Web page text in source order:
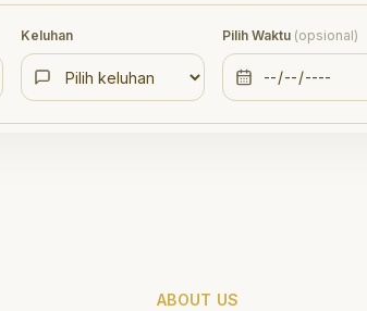
Keluhan Pilih Waktu (opsional)
ABOUT US